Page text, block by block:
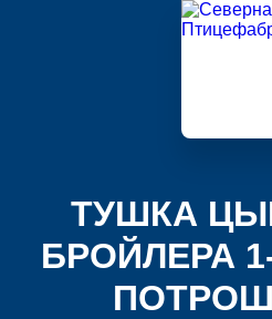
ТУШКА
БРОЙЛЕРА